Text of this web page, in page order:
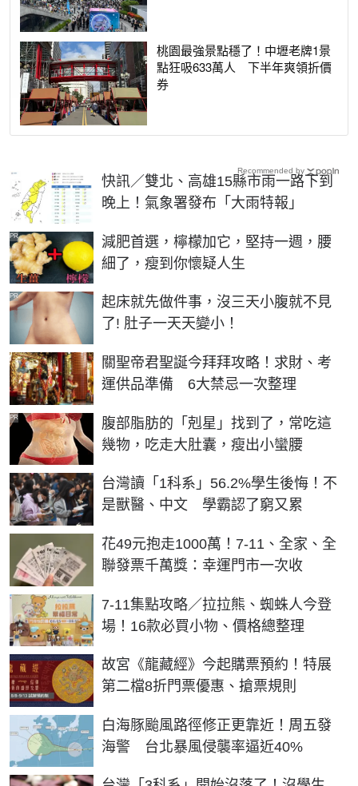
桃園最強景點穩了！中壢老牌1景
點狂吸633萬人 下半年爽領折價
券
快訊／雙北、高雄15縣市雨一路下到
晚上！氣象署發布「大雨特報」
減肥首選，檸檬加它，堅持一週，腰
細了，瘦到你懷疑人生
PR
起床就先做件事，沒三天小腹就不見
了! 肚子一天天變小！
PR
關聖帝君聖誕今拜拜攻略！求財、考
運供品準備 6大禁忌一次整理
腹部脂肪的「剋星」找到了，常吃這
幾物，吃走大肚囊，瘦出小蠻腰
PR
台灣讀「1科系」56.2%學生後悔！不
是獸醫、中文 學霸認了窮又累
花49元抱走1000萬！7-11、全家、全
聯發票千萬獎：幸運門市一次收
7-11集點攻略／拉拉熊、蜘蛛人今登
場！16款必買小物、價格總整理
故宮《龍藏經》今起購票預約！特展
第二檔8折門票優惠、搶票規則
白海豚颱風路徑修正更靠近！周五發
海警 台北暴風侵襲率逼近40%
Recommended by